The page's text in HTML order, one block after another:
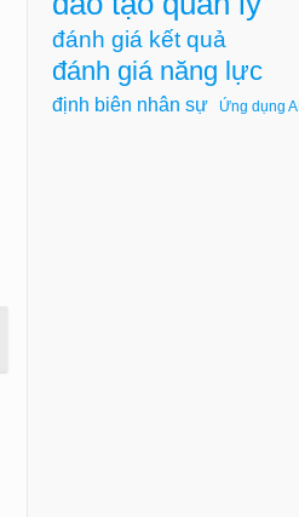
đánh giá kết quả
đánh giá năng lực
định biên nhân sự Ứng dụng AI